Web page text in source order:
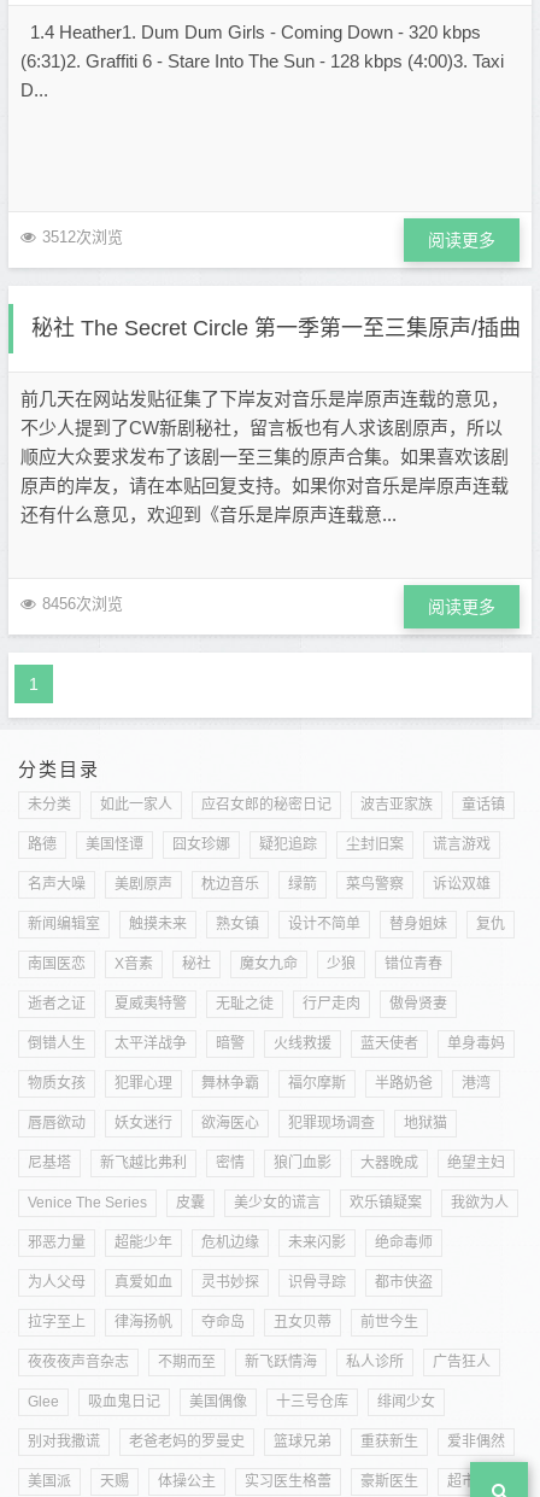
1.4 Heather1. Dum Dum Girls - Coming Down - 320 kbps
(6:31)2. Graffiti 6 - Stare Into The Sun - 128 kbps (4:00)3. Taxi
D...
3512次浏览 阅读更多
秘社 The Secret Circle 第一季第一至三集原声/插曲
前几天在网站发贴征集了下岸友对音乐是岸原声连载的意见，
不少人提到了CW新剧秘社，留言板也有人求该剧原声，所以
顺应大众要求发布了该剧一至三集的原声合集。如果喜欢该剧
原声的岸友，请在本贴回复支持。如果你对音乐是岸原声连载
还有什么意见，欢迎到《音乐是岸原声连载意...
8456次浏览 阅读更多
1
分类目录
未分类 如此一家人 应召女郎的秘密日记 波吉亚家族 童话镇
路德 美国怪谭 囧女珍娜 疑犯追踪 尘封旧案 谎言游戏
名声大噪 美剧原声 枕边音乐 绿箭 菜鸟警察 诉讼双雄
新闻编辑室 触摸未来 熟女镇 设计不简单 替身姐妹 复仇
南国医恋 X音素 秘社 魔女九命 少狼 错位青春
逝者之证 夏威夷特警 无耻之徒 行尸走肉 傲骨贤妻
倒错人生 太平洋战争 暗警 火线救援 蓝天使者 单身毒妈
物质女孩 犯罪心理 舞林争霸 福尔摩斯 半路奶爸 港湾
唇唇欲动 妖女迷行 欲海医心 犯罪现场调查 地狱猫
尼基塔 新飞越比弗利 密情 狼门血影 大器晚成 绝望主妇
Venice The Series 皮囊 美少女的谎言 欢乐镇疑案 我欲为人
邪恶力量 超能少年 危机边缘 未来闪影 绝命毒师
为人父母 真爱如血 灵书妙探 识骨寻踪 都市侠盗
拉字至上 律海扬帆 夺命岛 丑女贝蒂 前世今生
夜夜夜声音杂志 不期而至 新飞跃情海 私人诊所 广告狂人
Glee 吸血鬼日记 美国偶像 十三号仓库 绯闻少女
别对我撒谎 老爸老妈的罗曼史 篮球兄弟 重获新生 爱非偶然
美国派 天赐 体操公主 实习医生格蕾 豪斯医生 超市特工